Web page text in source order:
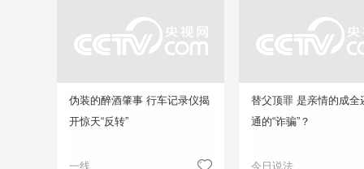
伪装的醉酒肇事 行车记录仪揭
开惊天“反转”
一线
替父顶罪 是亲情的成全
通的“诈骗”？
今日说法